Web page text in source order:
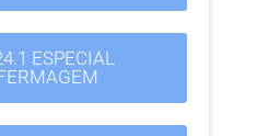
ESPECIAL